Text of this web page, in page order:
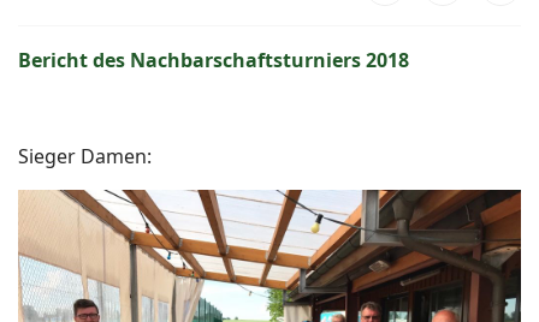
Bericht des Nachbarschaftsturniers 2018
Sieger Damen: